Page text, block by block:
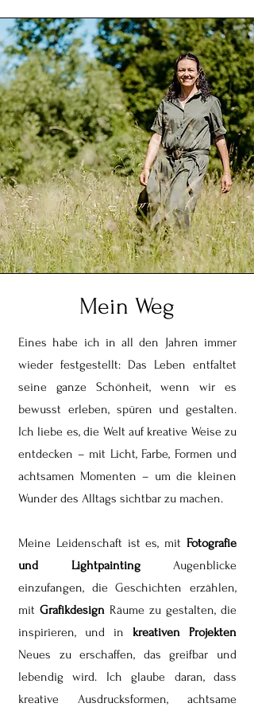
Mein Weg
Eines habe ich in all den Jahren immer
wieder festgestellt: Das Leben entfaltet
seine ganze Schönheit, wenn wir es
bewusst erleben, spüren und gestalten.
Ich liebe es, die Welt auf kreative Weise zu
entdecken – mit Licht, Farbe, Formen und
achtsamen Momenten – um die kleinen
Wunder des Alltags sichtbar zu machen.
Meine Leidenschaft ist es, mit Fotografie
und LightpaintingAugenblicke
einzufangen, die Geschichten erzählen,
mit Grafikdesign Räume zu gestalten, die
inspirieren, und in kreativen Projekten
Neues zu erschaffen, das greifbar und
lebendig wird. Ich glaube daran, dass
kreative Ausdrucksformen, achtsame